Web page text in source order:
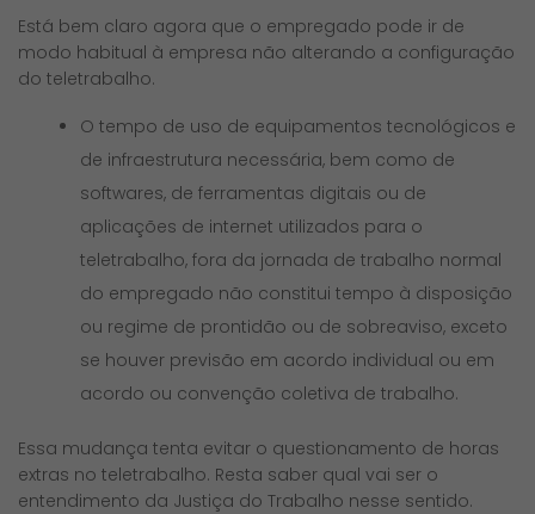
Está bem claro agora que o empregado pode ir de
modo habitual à empresa não alterando a configuração
do teletrabalho.
O tempo de uso de equipamentos tecnológicos e
de infraestrutura necessária, bem como de
softwares, de ferramentas digitais ou de
aplicações de internet utilizados para o
teletrabalho, fora da jornada de trabalho normal
do empregado não constitui tempo à disposição
ou regime de prontidão ou de sobreaviso, exceto
se houver previsão em acordo individual ou em
acordo ou convenção coletiva de trabalho.
Essa mudança tenta evitar o questionamento de horas
extras no teletrabalho. Resta saber qual vai ser o
entendimento da Justiça do Trabalho nesse sentido.